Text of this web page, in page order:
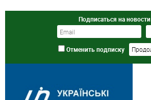
Подписаться на новости
Отменить подписку